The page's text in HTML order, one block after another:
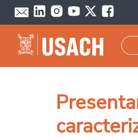
Pasar al contenido principal